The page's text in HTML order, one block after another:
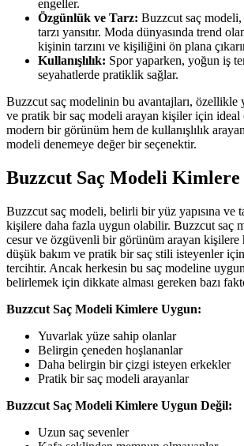
engeller.
Özgünlük ve Tarz: Buzzcut saç
tarzı yansıtır. Moda dünyasında trend
kişinin tarzını ve kişiliğini ön plana
Kullanışlılık: Spor yaparken, yoğun iş
seyahatlerde pratiklik sağlar.
Buzzcut saç modelinin bu avantajları, özellikle
ve pratik bir saç modeli arayan kişiler için ideal
modern bir görünüm hem de kullanışlılık
modeli denemeye değer bir seçenektir.
Buzzcut Saç Modeli Kimlere
Buzzcut saç modeli, belirli bir yüz yapısına ve
kişilere daha fazla uygun olabilir. Buzzcut saç
cesur ve özgüvenli bir görünüm arayan kişilere
düşük bakım ve pratik bir saç stili isteyenler
tercihtir. Ancak herkesin bu saç modeline uygun
belirlemek için dikkate alması gereken bazı
Buzzcut Saç Modeli Kimlere Uygun:
Yuvarlak yüze sahip olanlar
Belirgin çeneden hoşlananlar
Daha belirgin bir çizgi isteyen erkekler
Pratik bir saç modeli arayanlar
Buzzcut Saç Modeli Kimlere Uygun Değil:
Uzun saç sevenler